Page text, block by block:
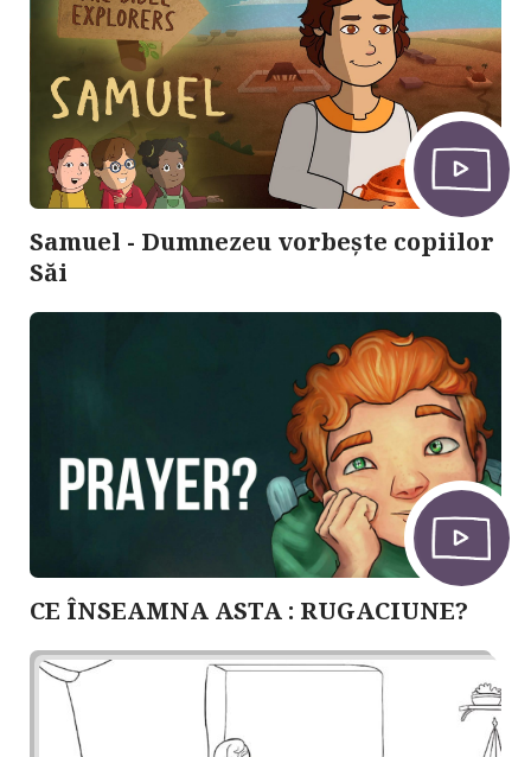
Samuel - Dumnezeu vorbește copiilor
Săi
CE ÎNSEAMNA ASTA : RUGACIUNE?